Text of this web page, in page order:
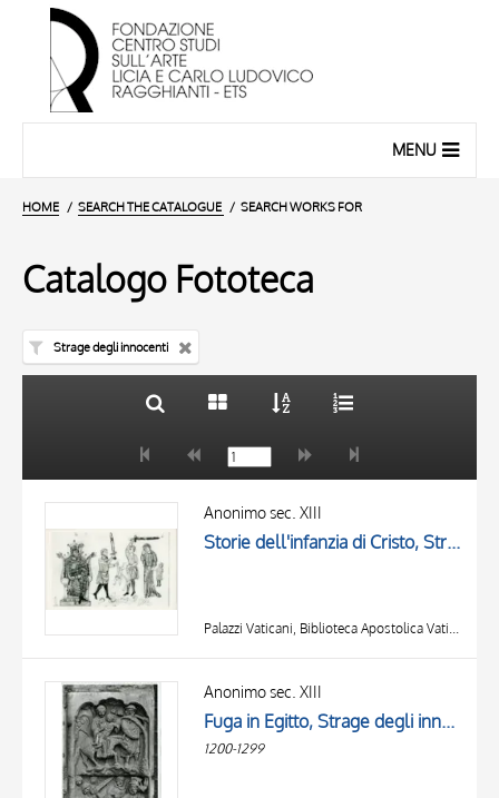
MENU
HOME SEARCH THE CATALOGUE SEARCH WORKS FOR
Catalogo Fototeca
Strage degli innocenti
AUTHOR
LOCATION
20 RESULTS
Anonimo sec. XIII
Storie dell'infanzia di Cristo, Strage degli innocenti
Palazzi Vaticani, Biblioteca Apostolica Vaticana, Città del Vaticano
Anonimo sec. XIII
Fuga in Egitto, Strage degli innocenti
1200-1299